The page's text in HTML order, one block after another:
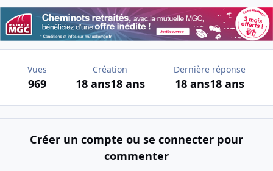
Vues
969
Création
18 ans18 ans
Dernière réponse
18 ans18 ans
Créer un compte ou se connecter pour
commenter